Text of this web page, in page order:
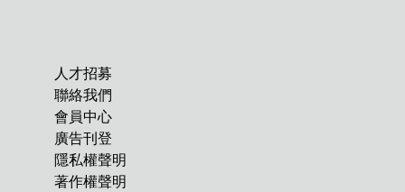
人才招募
聯絡我們
會員中心
廣告刊登
隱私權聲明
著作權聲明